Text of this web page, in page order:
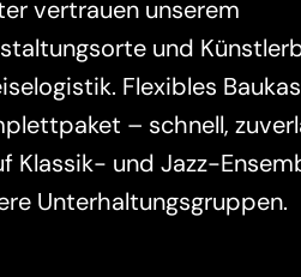
vertrauen unserem
und
Flexibles
– schnell,
Klassik- und Jazz-
Unterhaltungsgruppen.